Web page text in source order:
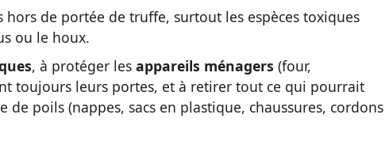
hors de portée de truffe, surtout les espèces toxiques
ou le houx.
, à protéger les appareils ménagers (four,
toujours leurs portes, et à retirer tout ce qui pourrait
poils (nappes, sacs en plastique, chaussures, cordons